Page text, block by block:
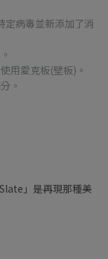
病毒並新添加了消
用愛克板(壁板)。
。
」是再現那種美